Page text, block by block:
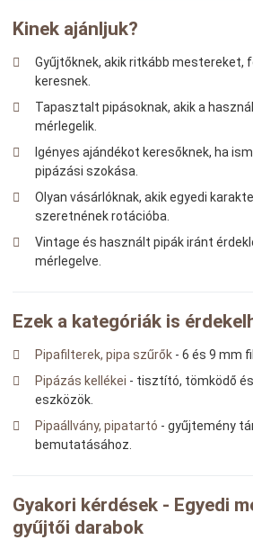
Kinek ajánljuk?
Gyűjtőknek, akik ritkább mestereket,
keresnek.
Tapasztalt pipásoknak, akik a
mérlegelik.
Igényes ajándékot keresőknek, ha
pipázási szokása.
Olyan vásárlóknak, akik egyedi
szeretnének rotációba.
Vintage és használt pipák iránt
mérlegelve.
Ezek a kategóriák is
Pipafilterek, pipa szűrők - 6 és 9 mm
Pipázás kellékei - tisztító, tömködő
eszközök.
Pipaállvány, pipatartó - gyűjtemény
bemutatásához.
Gyakori kérdések - Egyedi
gyűjtői darabok